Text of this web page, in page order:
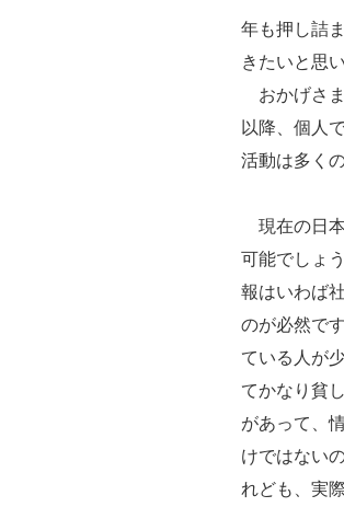
年も押し詰
きたいと思
おかげさ
以降、個人
活動は多く
現在の日
可能でしょ
報はいわば
のが必然で
ている人が
てかなり貧
があって、
けではない
れども、実